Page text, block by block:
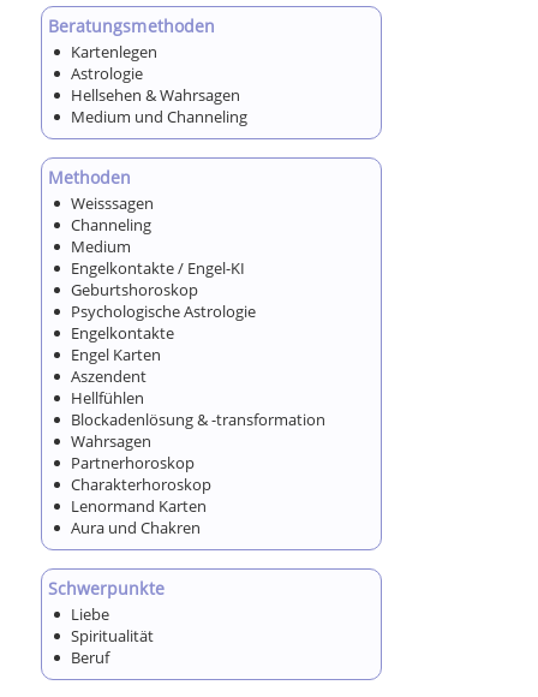
Beratungsmethoden
Kartenlegen
Astrologie
Hellsehen & Wahrsagen
Medium und Channeling
Methoden
Weisssagen
Channeling
Medium
Engelkontakte / Engel-KI
Geburtshoroskop
Psychologische Astrologie
Engelkontakte
Engel Karten
Aszendent
Hellfühlen
Blockadenlösung & -transformation
Wahrsagen
Partnerhoroskop
Charakterhoroskop
Lenormand Karten
Aura und Chakren
Schwerpunkte
Liebe
Spiritualität
Beruf